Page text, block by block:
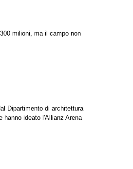
milioni, ma il campo non
Dipartimento di architettura
hanno ideato l'Allianz Arena